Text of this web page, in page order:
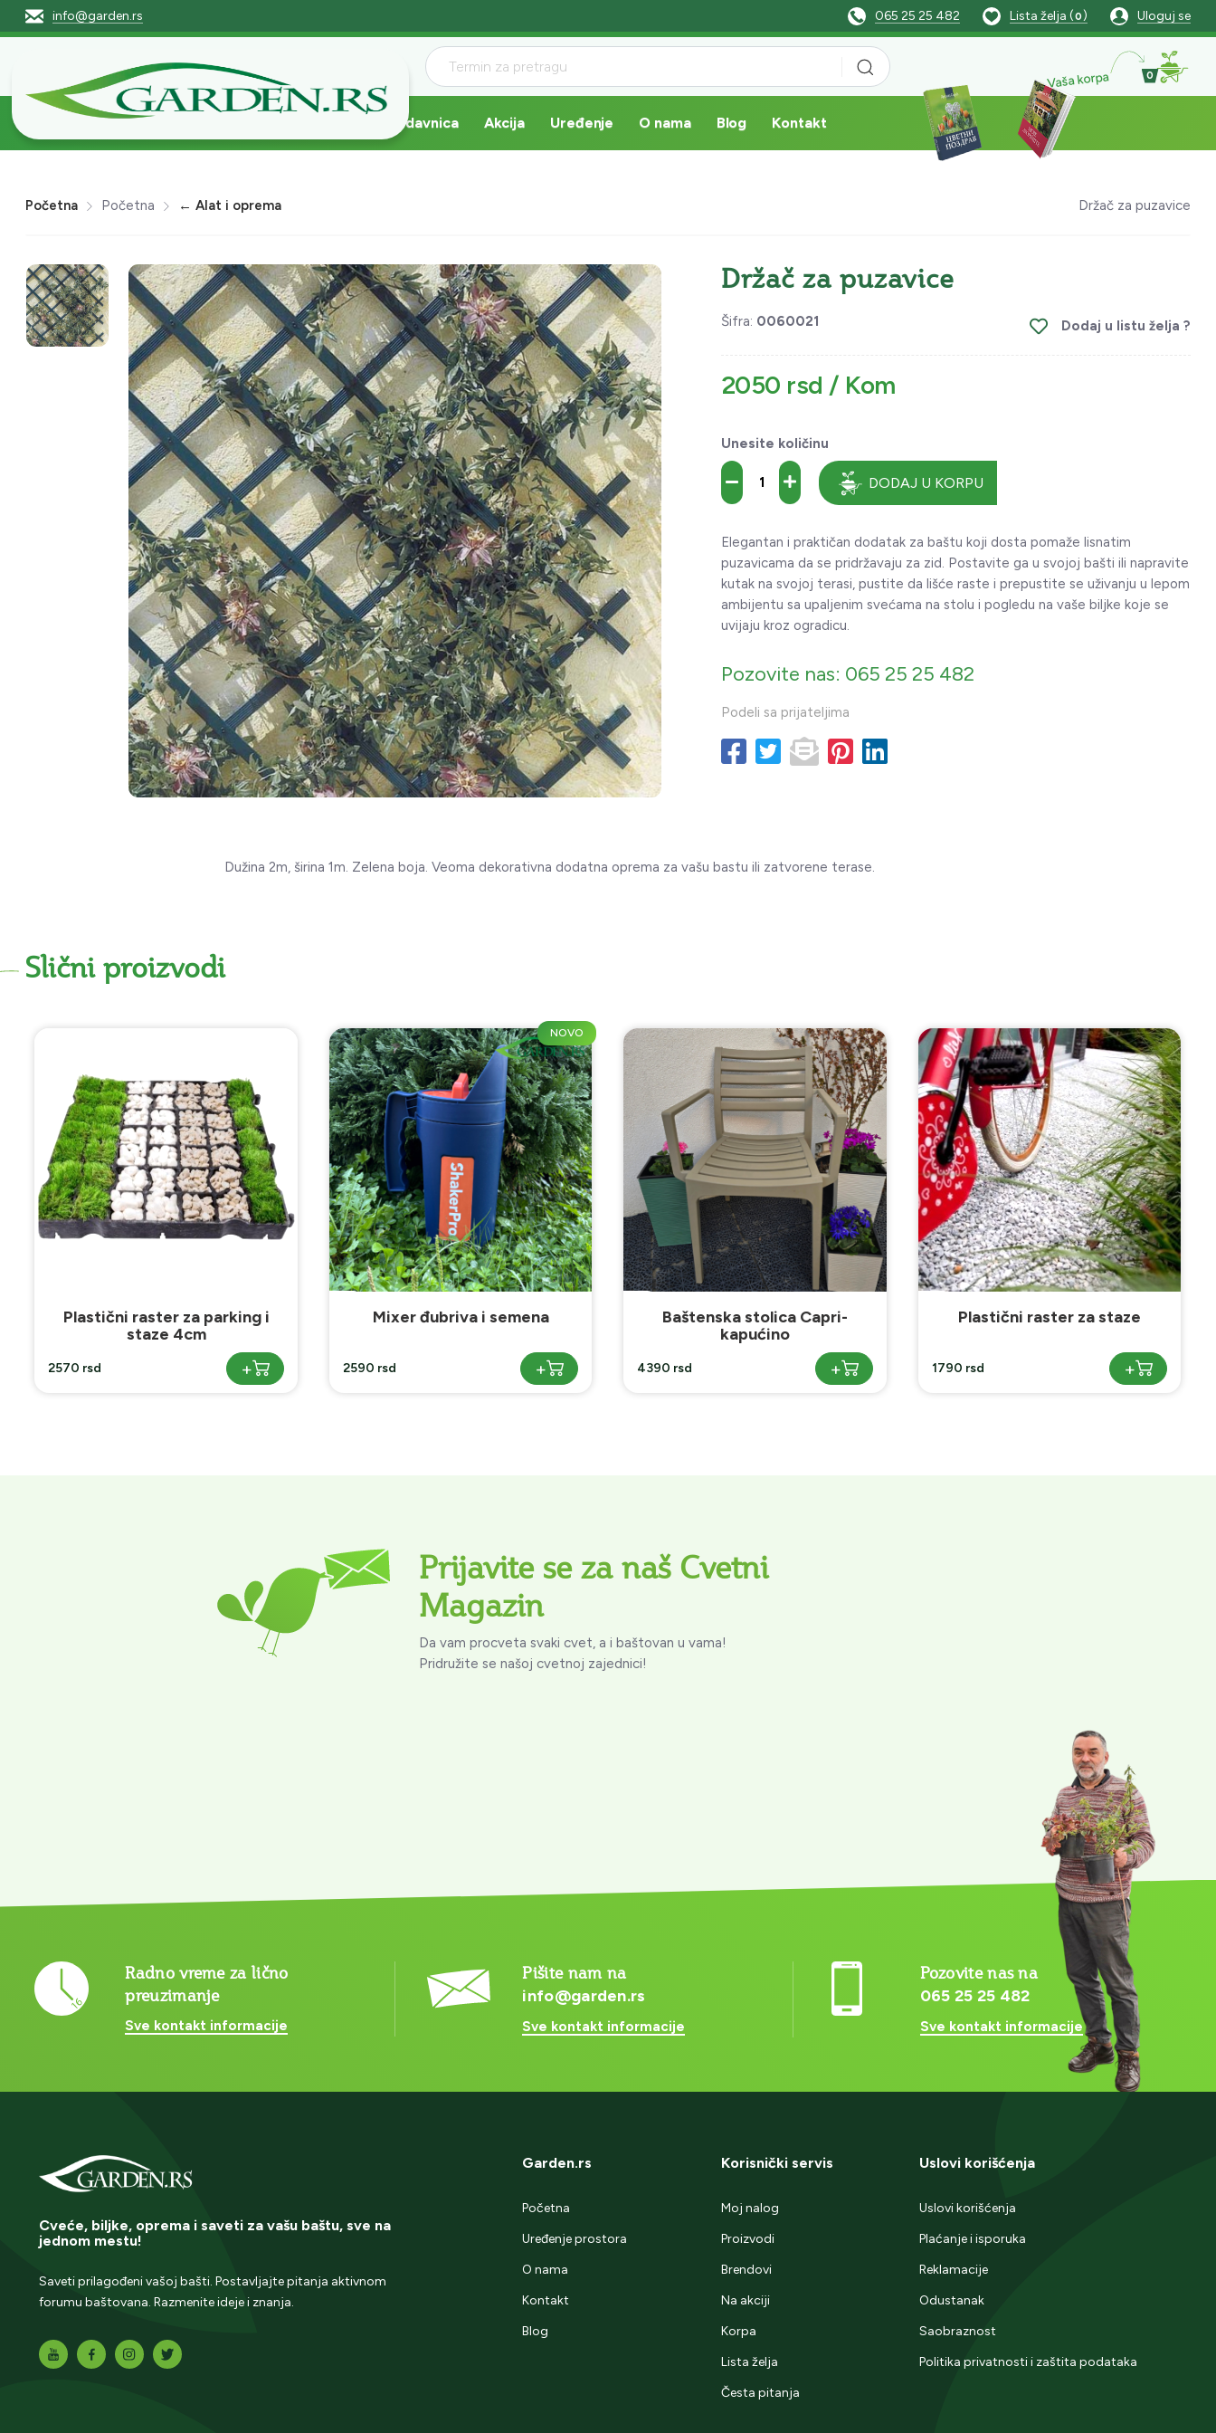
info@garden.rs 065 25 25 482 Lista želja (0 ) Uloguj se
Vaša korpa 0
Prodavnica Akcija Uređenje O nama Blog Kontakt
Početna Početna ← Alat i oprema Držač za puzavice
Držač za puzavice
Šifra: 0060021 Dodaj u listu želja ?
2050 rsd / Kom
Unesite količinu
DODAJ U KORPU
Elegantan i praktičan dodatak za baštu koji dosta pomaže lisnatim
puzavicama da se pridržavaju za zid. Postavite ga u svojoj bašti ili napravite
kutak na svojoj terasi, pustite da lišće raste i prepustite se uživanju u lepom
ambijentu sa upaljenim svećama na stolu i pogledu na vaše biljke koje se
uvijaju kroz ogradicu.
Pozovite nas: 065 25 25 482
Podeli sa prijateljima
Dužina 2m, širina 1m. Zelena boja. Veoma dekorativna dodatna oprema za vašu bastu ili zatvorene terase.
Slični proizvodi
Mixer đubriva i semena
2590 rsd +
Baštenska stolica Capri-
4390 rsd +
Plastični raster za staze
1790 rsd +
Baštenski ivičnjaci- Korten
1990 rsd +
Prijavite se za naš Cvetni
Magazin
Da vam procveta svaki cvet, a i baštovan u vama!
Pridružite se našoj cvetnoj zajednici!
Radno vreme za lično
preuzimanje
Sve kontakt informacije
Pišite nam na
info@garden.rs
Sve kontakt informacije
Pozovite nas na
065 25 25 482
Sve kontakt informacije
Cveće, biljke, oprema i saveti za vašu baštu, sve na
jednom mestu!
Saveti prilagođeni vašoj bašti. Postavljajte pitanja aktivnom
forumu baštovana. Razmenite ideje i znanja.
Garden.rs
Početna
Uređenje prostora
O nama
Kontakt
Blog
Korisnički servis
Moj nalog
Proizvodi
Brendovi
Na akciji
Korpa
Lista želja
Česta pitanja
Uslovi korišćenja
Uslovi korišćenja
Plaćanje i isporuka
Reklamacije
Odustanak
Saobraznost
Politika privatnosti i zaštita podataka